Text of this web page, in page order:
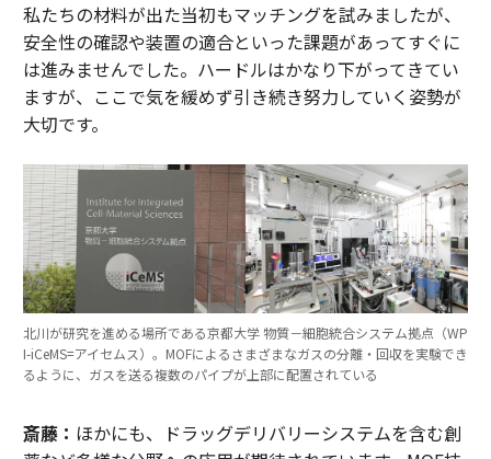
私たちの材料が出た当初もマッチングを試みましたが、
安全性の確認や装置の適合といった課題があってすぐに
は進みませんでした。ハードルはかなり下がってきてい
ますが、ここで気を緩めず引き続き努力していく姿勢が
大切です。
北川が研究を進める場所である京都大学 物質－細胞統合システム拠点（WP
I-iCeMS=アイセムス）。MOFによるさまざまなガスの分離・回収を実験でき
るように、ガスを送る複数のパイプが上部に配置されている
斎藤： ほかにも、ドラッグデリバリーシステムを含む創